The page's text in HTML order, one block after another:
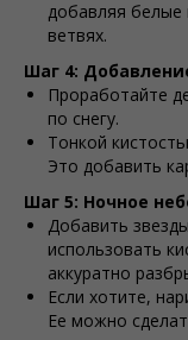
добавляя белые
ветвях.
Шаг 4:
Проработайте
по снегу.
Тонкой
Это добавить
Шаг 5: Ночное
Добавить
использовать
аккуратно
Если хотите,
Ее можно